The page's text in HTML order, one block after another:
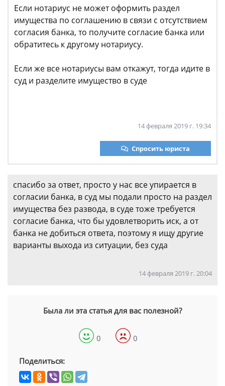
Если нотариус не может оформить раздел
имущества по соглашению в связи с отсутствием
согласия банка, то получите согласие банка или
обратитесь к другому нотариусу.
Если же все нотариусы вам откажут, тогда идите в
суд и разделите имущество в суде
14 февраля 2019 г. 19:34
Спросить юриста
спасибо за ответ, просто у нас все упирается в
согласии банка, в суд мы подали просто на раздел
имущества без развода, в суде тоже требуется
согласие банка, что бы удовлетворить иск, а от
банка не добиться ответа, поэтому я ищу другие
варианты выхода из ситуации, без суда
14 февраля 2019 г. 20:04
Была ли эта статья для вас полезной?
0 0
Поделиться: